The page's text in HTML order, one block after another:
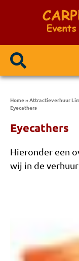
Home»Attractieverhuur
Eyecathers
Eyecathers
Hieronder een
wij in de